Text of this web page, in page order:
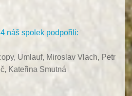
náš spolek podpořili:
Umlauf, Miroslav Vlach, Petr
Kateřina Smutná